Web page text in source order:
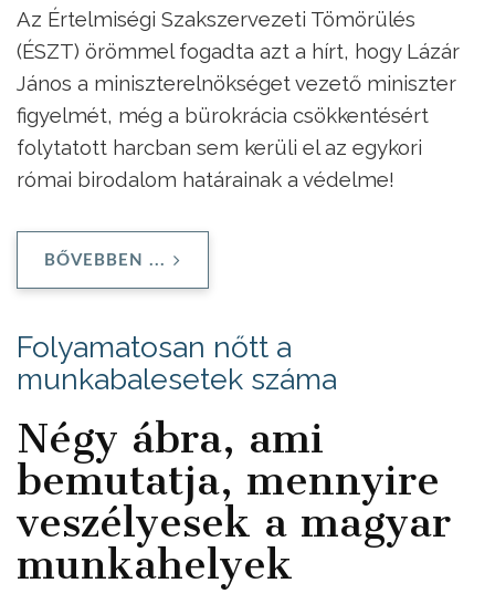
Az Értelmiségi Szakszervezeti Tömörülés
(ÉSZT) örömmel fogadta azt a hírt, hogy Lázár
János a miniszterelnökséget vezető miniszter
figyelmét, még a bürokrácia csökkentésért
folytatott harcban sem kerüli el az egykori
római birodalom határainak a védelme!
BŐVEBBEN ...
Folyamatosan nőtt a
munkabalesetek száma
Négy ábra, ami
bemutatja, mennyire
veszélyesek a magyar
munkahelyek